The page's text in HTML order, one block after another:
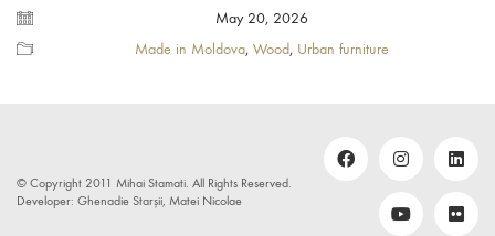
May 20, 2026
Made in Moldova, Wood, Urban furniture
© Copyright 2011 Mihai Stamati. All Rights Reserved.
Developer: Ghenadie Starșii, Matei Nicolae